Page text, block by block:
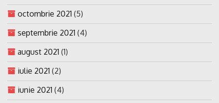
octombrie 2021 (5)
septembrie 2021 (4)
august 2021 (1)
iulie 2021 (2)
iunie 2021 (4)